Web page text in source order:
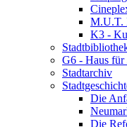
M.U.T.
K3 -
G6 - Haus
Stadtarchiv
Die
Die